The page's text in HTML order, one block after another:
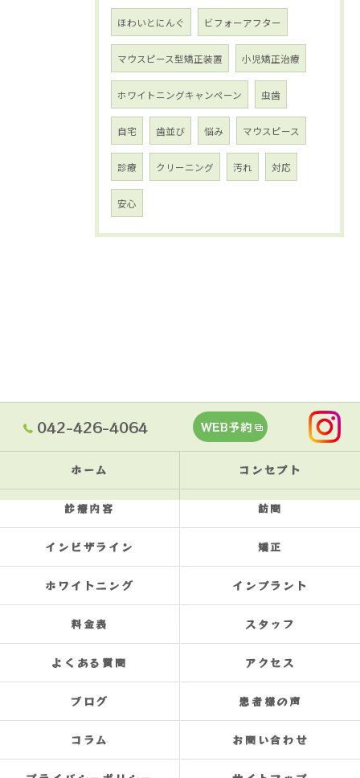
ほわいとにんぐ ビフォーアフター
マウスピース型矯正装置 小児矯正治療
ホワイトニングキャンペーン 虫歯
自宅 歯並び 悩み マウスピース
診療 クリーニング 汚れ 対応
安心
042-426-4064 WEB予約
ホーム コンセプト
診療内容 訪問
インビザライン 矯正
ホワイトニング インプラント
料金表 スタッフ
よくある質問 アクセス
ブログ 患者様の声
コラム お問い合わせ